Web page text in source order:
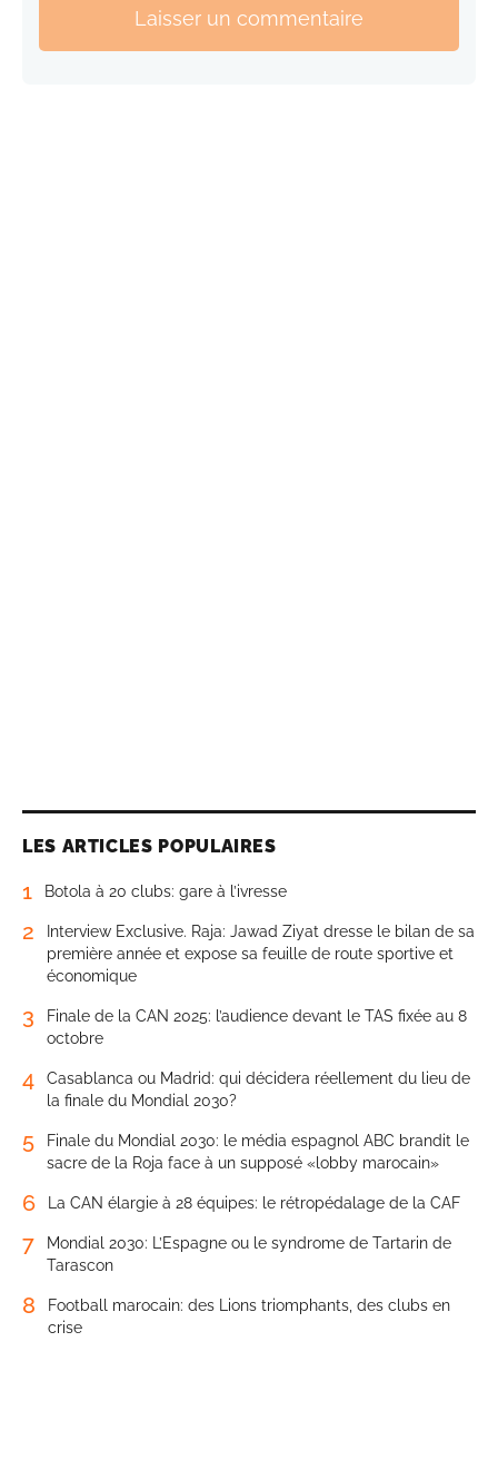
Laisser un commentaire
LES ARTICLES POPULAIRES
1 Botola à 20 clubs: gare à l’ivresse
2
Interview Exclusive. Raja: Jawad Ziyat dresse le bilan de sa
première année et expose sa feuille de route sportive et
économique
3
Finale de la CAN 2025: l’audience devant le TAS fixée au 8
octobre
4
Casablanca ou Madrid: qui décidera réellement du lieu de
la finale du Mondial 2030?
5
Finale du Mondial 2030: le média espagnol ABC brandit le
sacre de la Roja face à un supposé «lobby marocain»
6 La CAN élargie à 28 équipes: le rétropédalage de la CAF
7
Mondial 2030: L’Espagne ou le syndrome de Tartarin de
Tarascon
8
Football marocain: des Lions triomphants, des clubs en
crise